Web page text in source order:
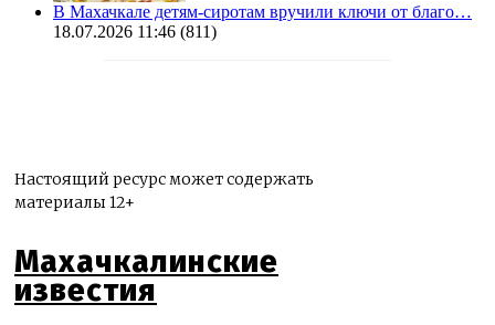
В Махачкале детям-сиротам вручили ключи от благо…
18.07.2026 11:46 (811)
Настоящий ресурс может содержать
материалы 12+
Махачкалинские
известия